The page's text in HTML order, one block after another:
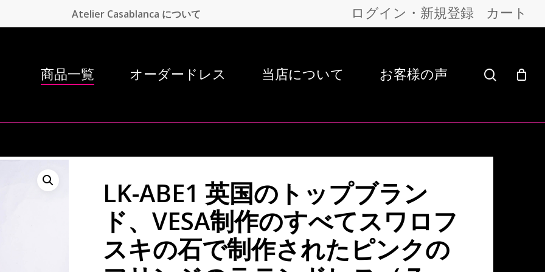
Atelier Casablanca について ログイン・新規登録 カート
商品一覧 オーダードレス 当店について お客様の声 search
LK-ABE1 英国のトップブラン
ド、VESA制作のすべてスワロフ
スキの石で制作されたピンクの